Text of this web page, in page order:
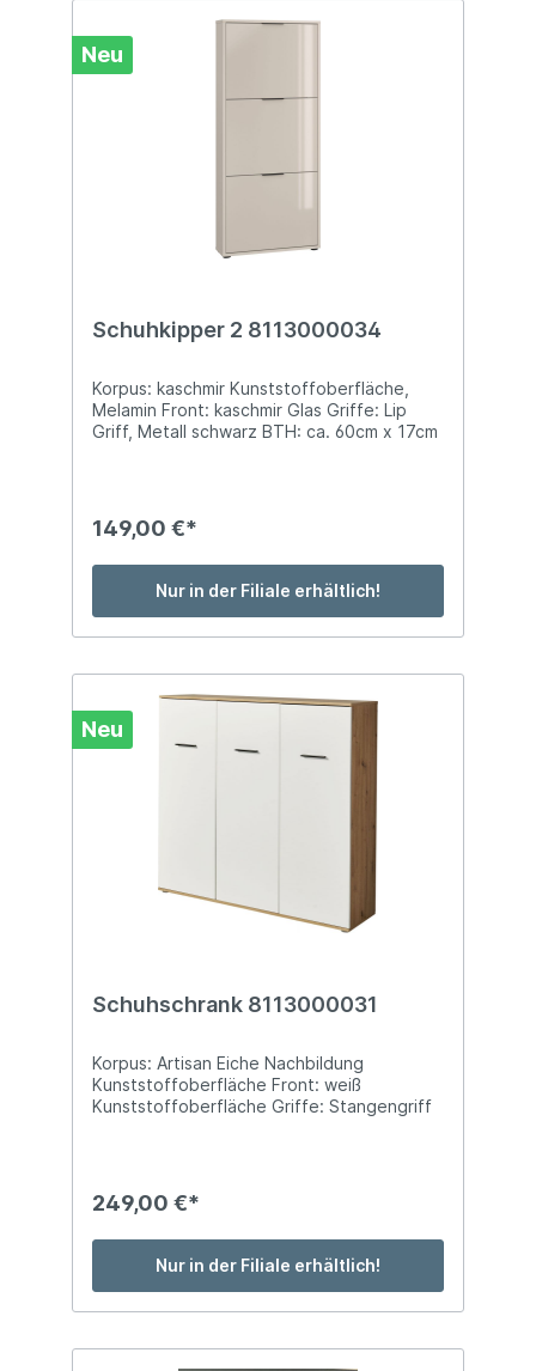
Neu
Schuhkipper 2 8113000034
Korpus: kaschmir Kunststoffoberfläche,
Melamin Front: kaschmir Glas Griffe: Lip
Griff, Metall schwarz BTH: ca. 60cm x 17cm
149,00 €*
Nur in der Filiale erhältlich!
Neu
Schuhschrank 8113000031
Korpus: Artisan Eiche Nachbildung
Kunststoffoberfläche Front: weiß
Kunststoffoberfläche Griffe: Stangengriff
Einlegeböden für ca. 38 Paar Schuhe
249,00 €*
Nur in der Filiale erhältlich!